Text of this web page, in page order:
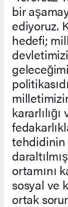
bir
ediyoruz.
hedefi;
tehdidinin
ortamını
sosyal ve
ortak